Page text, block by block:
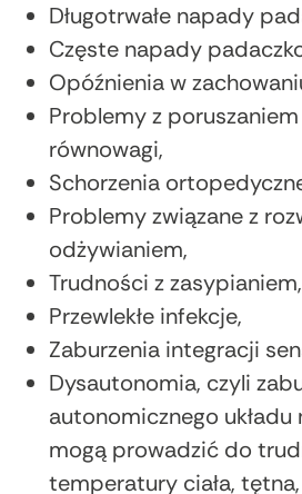
Długotrwałe napady
Częste napady
Opóźnienia w
Problemy z
równowagi,
Schorzenia
Problemy związane z
odżywianiem,
Trudności z zasypianiem,
Przewlekłe infekcje,
Zaburzenia integracji
Dysautonomia, czyli
autonomicznego
mogą prowadzić do
temperatury ciała,